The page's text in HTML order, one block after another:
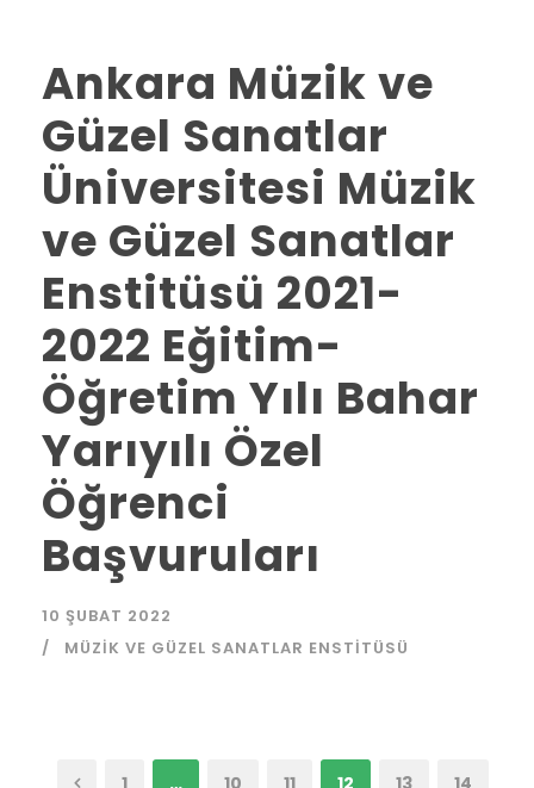
Ankara Müzik ve
Güzel Sanatlar
Üniversitesi Müzik
ve Güzel Sanatlar
Enstitüsü 2021-
2022 Eğitim-
Öğretim Yılı Bahar
Yarıyılı Özel
Öğrenci
Başvuruları
10 ŞUBAT 2022
MÜZIK VE GÜZEL SANATLAR ENSTITÜSÜ
1 … 10 11 12 13 14